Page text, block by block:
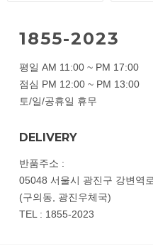
1855-2023
평일 AM 11:00 ~ PM 17:00
점심 PM 12:00 ~ PM 13:00
토/일/공휴일 휴무
DELIVERY
반품주소 :
05048 서울시 광진구 강변역
(구의동, 광진우체국)
TEL : 1855-2023